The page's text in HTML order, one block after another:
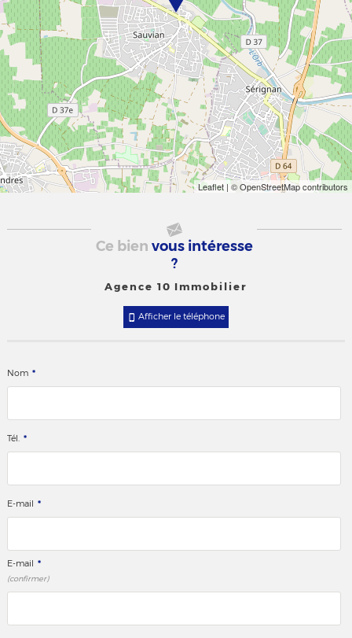
Leaflet | © OpenStreetMap contributors
Ce bien vous intéresse
?
Agence 10 Immobilier
Afficher le téléphone
Nom *
Tél. *
E-mail *
E-mail *
(confirmer)